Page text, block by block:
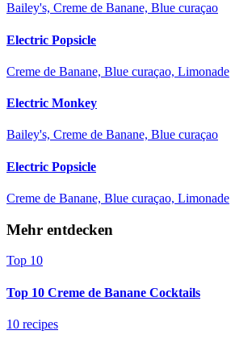
Bailey's, Creme de Banane, Blue curaçao
Electric Popsicle
Creme de Banane, Blue curaçao, Limonade
Electric Monkey
Bailey's, Creme de Banane, Blue curaçao
Electric Popsicle
Creme de Banane, Blue curaçao, Limonade
Mehr entdecken
Top 10
Top 10 Creme de Banane Cocktails
10 recipes